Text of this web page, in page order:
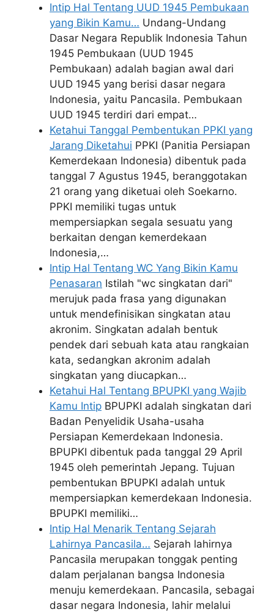
Intip Hal Tentang UUD 1945 Pembukaan
yang Bikin Kamu… Undang-Undang
Dasar Negara Republik Indonesia Tahun
1945 Pembukaan (UUD 1945
Pembukaan) adalah bagian awal dari
UUD 1945 yang berisi dasar negara
Indonesia, yaitu Pancasila. Pembukaan
UUD 1945 terdiri dari empat…
Ketahui Tanggal Pembentukan PPKI yang
Jarang Diketahui PPKI (Panitia Persiapan
Kemerdekaan Indonesia) dibentuk pada
tanggal 7 Agustus 1945, beranggotakan
21 orang yang diketuai oleh Soekarno.
PPKI memiliki tugas untuk
mempersiapkan segala sesuatu yang
berkaitan dengan kemerdekaan
Indonesia,…
Intip Hal Tentang WC Yang Bikin Kamu
Penasaran Istilah "wc singkatan dari"
merujuk pada frasa yang digunakan
untuk mendefinisikan singkatan atau
akronim. Singkatan adalah bentuk
pendek dari sebuah kata atau rangkaian
kata, sedangkan akronim adalah
singkatan yang diucapkan…
Ketahui Hal Tentang BPUPKI yang Wajib
Kamu Intip BPUPKI adalah singkatan dari
Badan Penyelidik Usaha-usaha
Persiapan Kemerdekaan Indonesia.
BPUPKI dibentuk pada tanggal 29 April
1945 oleh pemerintah Jepang. Tujuan
pembentukan BPUPKI adalah untuk
mempersiapkan kemerdekaan Indonesia.
BPUPKI memiliki…
Intip Hal Menarik Tentang Sejarah
Lahirnya Pancasila… Sejarah lahirnya
Pancasila merupakan tonggak penting
dalam perjalanan bangsa Indonesia
menuju kemerdekaan. Pancasila, sebagai
dasar negara Indonesia, lahir melalui